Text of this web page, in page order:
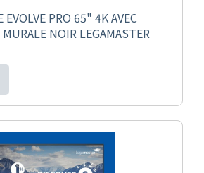
EVOLVE PRO 65" 4K AVEC
NOIR LEGAMASTER